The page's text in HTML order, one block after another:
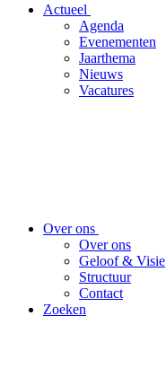
Actueel
Agenda
Evenementen
Jaarthema
Nieuws
Vacatures
Over ons
Over ons
Geloof & Visie
Structuur
Contact
Zoeken